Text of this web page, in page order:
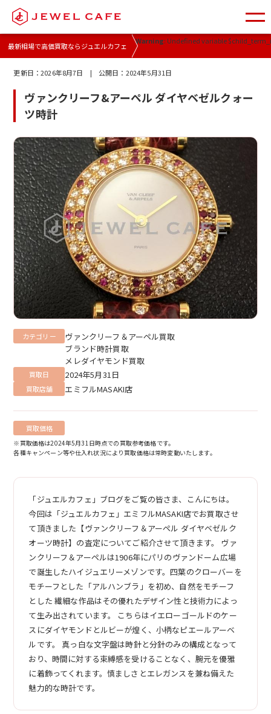
最新相場で高価買取ならジュエルカフェ
Warning: Undefined variable
更新日：2026年8月7日 | 公開日： 2024年5月31日
ヴァンクリーフ&アーペル ダイヤベゼルクォー
ツ時計
カテゴリー
ヴァンクリーフ＆アーペル買取
ブランド時計買取
メレダイヤモンド買取
買取日 2024年5月31日
買取店舗 エミフルMASAKI店
買取価格
※買取価格は2024年5月31日時点での買取参考価格です。
各種キャンペーン等や仕入れ状況により買取価格は常時変動いたします。
「ジュエルカフェ」ブログをご覧の皆さま、こんにちは。
今回は「ジュエルカフェ」エミフルMASAKI店でお買取させ
て頂きました【ヴァンクリーフ＆アーペル ダイヤベゼルク
オーツ時計】の査定についてご紹介させて頂きます。 ヴァ
ンクリーフ＆アーペルは1906年にパリのヴァンドーム広場
で誕生したハイジュエリーメゾンです。四葉のクローバーを
モチーフとした「アルハンブラ」を初め、自然をモチーフ
とした 繊細な作品はその優れたデザイン性と技術力によっ
て生み出されています。 こちらはイエローゴールドのケー
スにダイヤモンドとルビーが煌く、小柄なピエールアーベ
ルです。 真っ白な文字盤は時針と分針のみの構成となって
おり、時間に対する束縛感を受けることなく、腕元を優雅
に着飾ってくれます。慎ましさとエレガンスを兼ね備えた
魅力的な時計です。